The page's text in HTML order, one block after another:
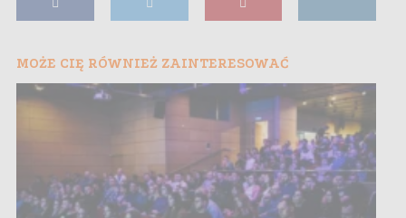
MOŻE CIĘ RÓWNIEŻ ZAINTERESOWAĆ